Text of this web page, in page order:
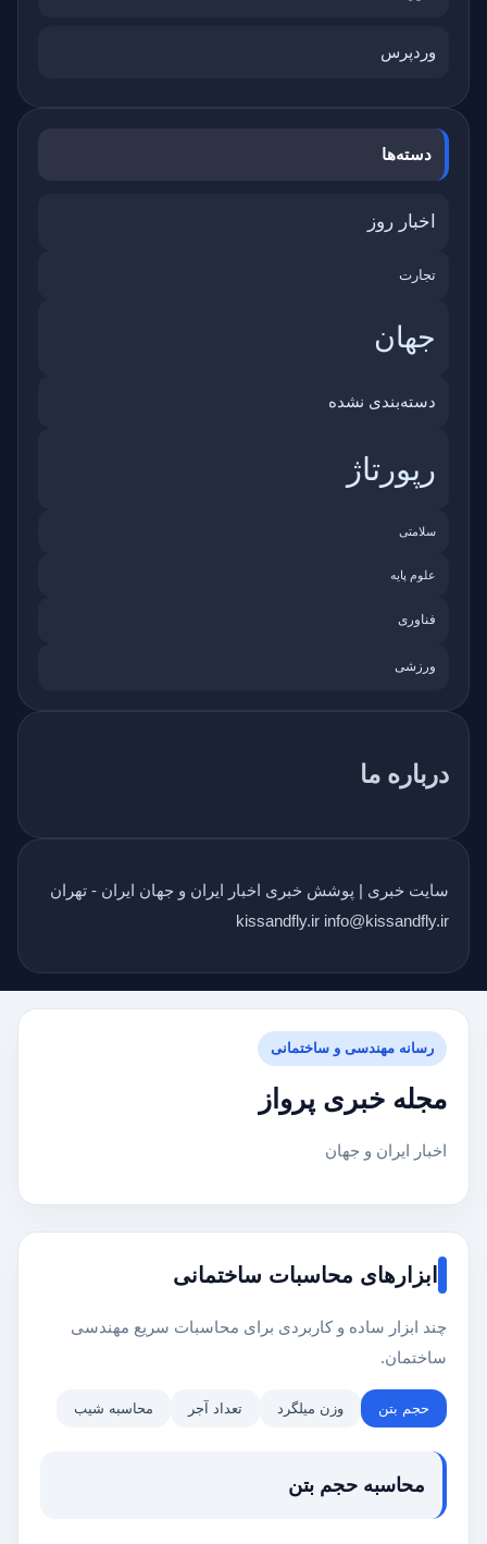
وردپرس
دسته‌ها
اخبار روز
تجارت
جهان
دسته‌بندی نشده
رپورتاژ
سلامتی
علوم پایه
فناوری
ورزشی
درباره ما
سایت خبری | پوشش خبری اخبار ایران و جهان ایران - تهران
kissandfly.ir info@kissandfly.ir
رسانه مهندسی و ساختمانی
مجله خبری پرواز
اخبار ایران و جهان
ابزارهای محاسبات ساختمانی
چند ابزار ساده و کاربردی برای محاسبات سریع مهندسی
ساختمان.
حجم بتن وزن میلگرد تعداد آجر محاسبه شیب
محاسبه حجم بتن